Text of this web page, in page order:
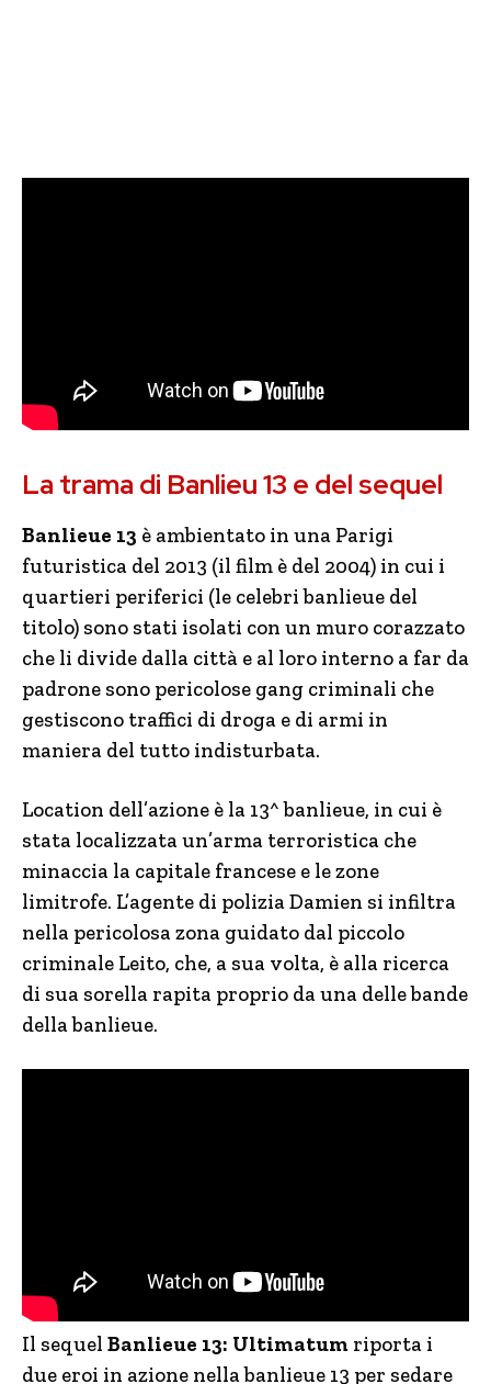
La trama di Banlieu 13 e del sequel
Banlieue 13 è ambientato in una Parigi
futuristica del 2013 (il film è del 2004) in cui i
quartieri periferici (le celebri banlieue del
titolo) sono stati isolati con un muro corazzato
che li divide dalla città e al loro interno a far da
padrone sono pericolose gang criminali che
gestiscono traffici di droga e di armi in
maniera del tutto indisturbata.
Location dell’azione è la 13^ banlieue, in cui è
stata localizzata un’arma terroristica che
minaccia la capitale francese e le zone
limitrofe. L’agente di polizia Damien si infiltra
nella pericolosa zona guidato dal piccolo
criminale Leito, che, a sua volta, è alla ricerca
di sua sorella rapita proprio da una delle bande
della banlieue.
Il sequel Banlieue 13: Ultimatum riporta i
due eroi in azione nella banlieue 13 per sedare